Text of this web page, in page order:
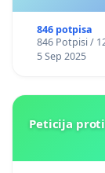
846 potpisa
846 Potpisi /
5 Sep 2025
Peticija